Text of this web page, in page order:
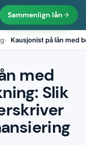
Sammenlign lån
Kausjonist på lån med
med
Slik